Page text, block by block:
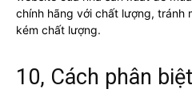
chính hãng với chất lượng, tránh
kém chất lượng.
10, Cách phân